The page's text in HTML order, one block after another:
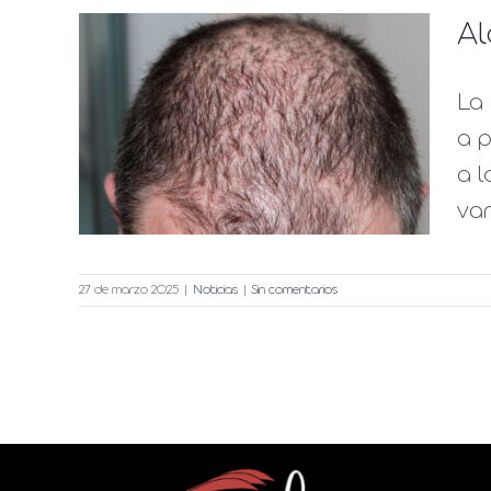
a
a
27 de marzo 2025 Noticias Sin comentarios